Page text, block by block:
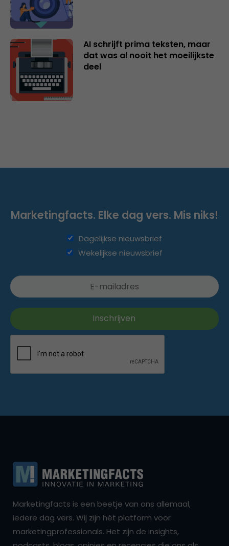
AI schrijft prima teksten, maar
dat was al nooit het moeilijkste
deel
Marketingfacts. Elke dag vers. Mis niks!
Dagelijkse nieuwsbrief
Wekelijkse nieuwsbrief
Marketingfacts is een beetje van ons allemaal,
iedere dag vers. Wij zijn hét platform voor
marketingprofessionals. Het zijn de insights,